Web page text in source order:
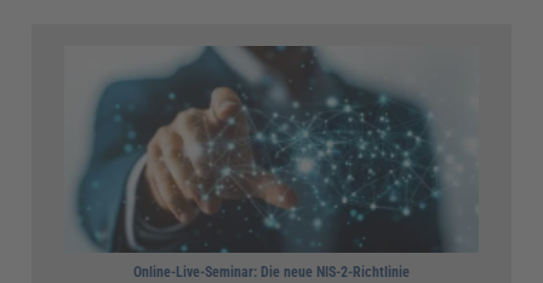
Online-Live-Seminar: Die neue NIS-2-Richtlinie